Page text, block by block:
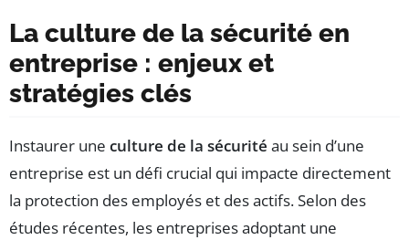
La culture de la sécurité en
entreprise : enjeux et
stratégies clés
Instaurer une culture de la sécurité au sein d’une
entreprise est un défi crucial qui impacte directement
la protection des employés et des actifs. Selon des
études récentes, les entreprises adoptant une